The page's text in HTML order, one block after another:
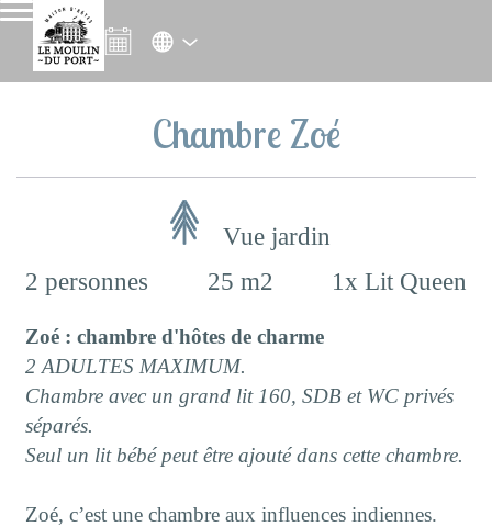
Chambre Zoé
Vue jardin
2 personnes
25 m2 1x Lit Queen
Zoé : chambre d'hôtes de charme
2 ADULTES MAXIMUM.
Chambre avec un grand lit 160, SDB et WC privés
séparés.
Seul un lit bébé peut être ajouté dans cette chambre.
Zoé, c’est une chambre aux influences indiennes.